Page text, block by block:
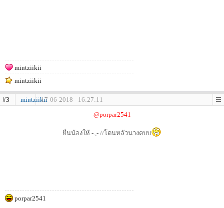
mintziikii
mintziikii
#3 mintziikii17-06-2018 - 16:27:11
@porpar2541
ยื่นน้องให้ -.,- //โดนหลัวนางตบบ
porpar2541